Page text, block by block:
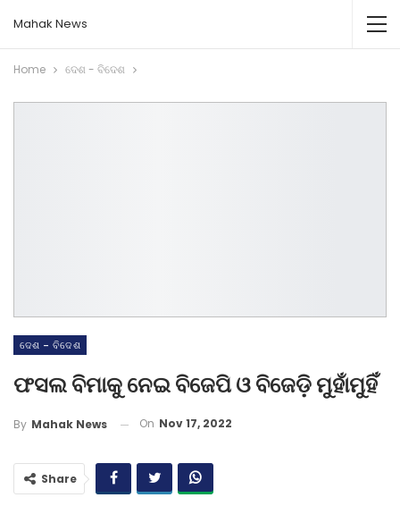
Mahak News
Home ଦେଶ - ବିଦେଶ
ଦେଶ - ବିଦେଶ
ଫସଲ ବିମାକୁ ନେଇ ବିଜେପି ଓ ବିଜେଡ଼ି ମୁହାଁମୁହିଁ
By Mahak News On Nov 17, 2022
Share